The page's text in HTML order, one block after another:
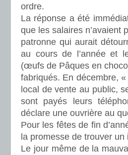
ordre.
La réponse a été
que les salaires n’avaient
patronne qui aurait
au cours de l’année et
(œufs de Pâques en
fabriqués. En décembre,
local de vente au public,
sont payés leurs
déclare une ouvrière au
Pour les fêtes de fin
la promesse de trouver
Le jour même de la